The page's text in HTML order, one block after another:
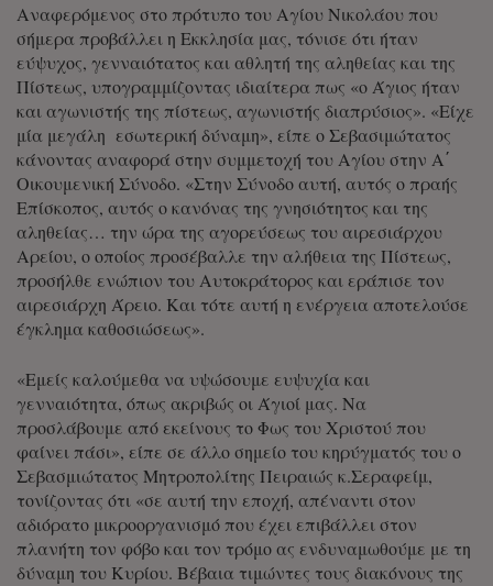
Αναφερόμενος στο πρότυπο του Αγίου Νικολάου που
σήμερα προβάλλει η Εκκλησία μας, τόνισε ότι ήταν
εύψυχος, γενναιότατος και αθλητή της αληθείας και της
Πίστεως, υπογραμμίζοντας ιδιαίτερα πως «ο Άγιος ήταν
και αγωνιστής της πίστεως, αγωνιστής διαπρύσιος». «Είχε
μία μεγάλη εσωτερική δύναμη», είπε ο Σεβασιμώτατος
κάνοντας αναφορά στην συμμετοχή του Αγίου στην Α΄
Οικουμενική Σύνοδο. «Στην Σύνοδο αυτή, αυτός ο πραής
Επίσκοπος, αυτός ο κανόνας της γνησιότητος και της
αληθείας… την ώρα της αγορεύσεως του αιρεσιάρχου
Αρείου, ο οποίος προσέβαλλε την αλήθεια της Πίστεως,
προσήλθε ενώπιον του Αυτοκράτορος και εράπισε τον
αιρεσιάρχη Άρειο. Και τότε αυτή η ενέργεια αποτελούσε
έγκλημα καθοσιώσεως».
«Εμείς καλούμεθα να υψώσουμε ευψυχία και
γενναιότητα, όπως ακριβώς οι Άγιοί μας. Να
προσλάβουμε από εκείνους το Φως του Χριστού που
φαίνει πάσι», είπε σε άλλο σημείο του κηρύγματός του ο
Σεβασμιώτατος Μητροπολίτης Πειραιώς κ.Σεραφείμ,
τονίζοντας ότι «σε αυτή την εποχή, απέναντι στον
αδιόρατο μικροοργανισμό που έχει επιβάλλει στον
πλανήτη τον φόβο και τον τρόμο ας ενδυναμωθούμε με τη
δύναμη του Κυρίου. Βέβαια τιμώντες τους διακόνους της